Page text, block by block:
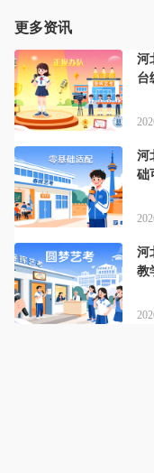
更多资讯
河
台
河
础
河
教